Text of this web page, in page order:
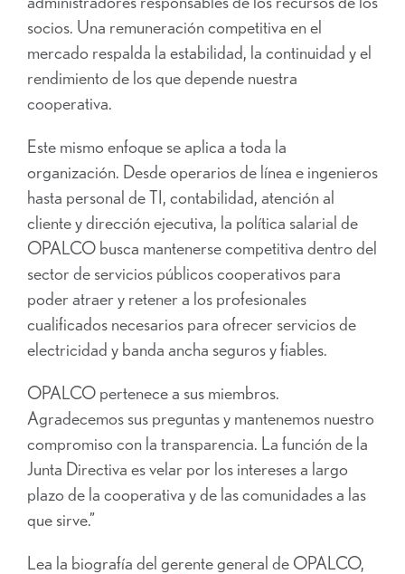
socios. Una remuneración competitiva en el
mercado respalda la estabilidad, la continuidad y el
rendimiento de los que depende nuestra
cooperativa.
Este mismo enfoque se aplica a toda la
organización. Desde operarios de línea e ingenieros
hasta personal de TI, contabilidad, atención al
cliente y dirección ejecutiva, la política salarial de
OPALCO busca mantenerse competitiva dentro del
sector de servicios públicos cooperativos para
poder atraer y retener a los profesionales
cualificados necesarios para ofrecer servicios de
electricidad y banda ancha seguros y fiables.
OPALCO pertenece a sus miembros.
Agradecemos sus preguntas y mantenemos nuestro
compromiso con la transparencia. La función de la
Junta Directiva es velar por los intereses a largo
plazo de la cooperativa y de las comunidades a las
que sirve.”
Lea la biografía del gerente general de OPALCO,